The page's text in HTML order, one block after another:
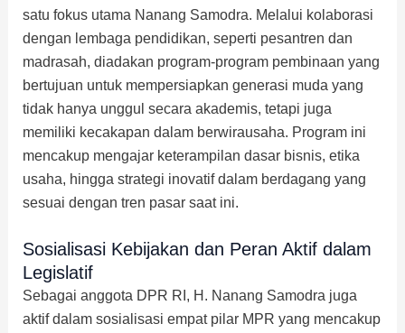
satu fokus utama Nanang Samodra. Melalui kolaborasi
dengan lembaga pendidikan, seperti pesantren dan
madrasah, diadakan program-program pembinaan yang
bertujuan untuk mempersiapkan generasi muda yang
tidak hanya unggul secara akademis, tetapi juga
memiliki kecakapan dalam berwirausaha. Program ini
mencakup mengajar keterampilan dasar bisnis, etika
usaha, hingga strategi inovatif dalam berdagang yang
sesuai dengan tren pasar saat ini.
Sosialisasi Kebijakan dan Peran Aktif dalam
Legislatif
Sebagai anggota DPR RI, H. Nanang Samodra juga
aktif dalam sosialisasi empat pilar MPR yang mencakup